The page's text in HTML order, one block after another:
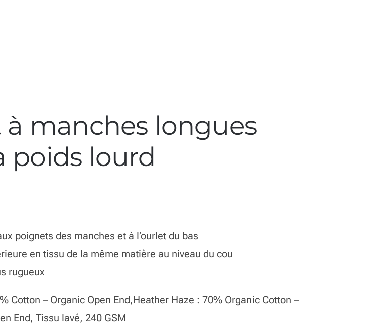
à manches longues
poids lourd
poignets des manches et à l’ourlet du bas
en tissu de la même matière au niveau du cou
rugueux
Cotton – Organic Open End,Heather Haze : 70% Organic Cotton –
End, Tissu lavé, 240 GSM